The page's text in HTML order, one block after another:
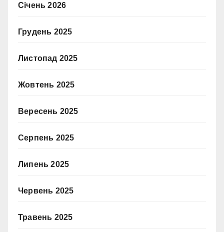
Січень 2026
Грудень 2025
Листопад 2025
Жовтень 2025
Вересень 2025
Серпень 2025
Липень 2025
Червень 2025
Травень 2025